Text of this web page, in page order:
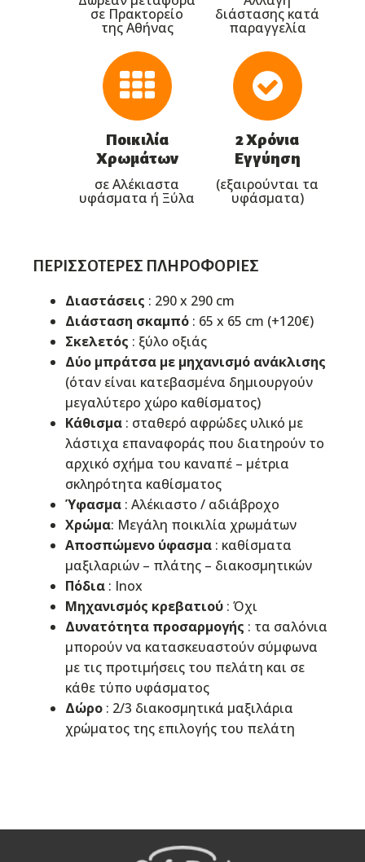
σε Πρακτορείο
της Αθήνας
διάστασης κατά
παραγγελία
Ποικιλία
Χρωμάτων
σε Αλέκιαστα
υφάσματα ή Ξύλα
2 Χρόνια
Εγγύηση
(εξαιρούνται τα
υφάσματα)
ΠΕΡΙΣΣΌΤΕΡΕΣ ΠΛΗΡΟΦΟΡΊΕΣ
Διαστάσεις : 290 x 290 cm
Διάσταση σκαμπό : 65 x 65 cm (+120€)
Σκελετός : ξύλο οξιάς
Δύο μπράτσα με μηχανισμό ανάκλισης
(όταν είναι κατεβασμένα δημιουργούν
μεγαλύτερο χώρο καθίσματος)
Κάθισμα : σταθερό αφρώδες υλικό με
λάστιχα επαναφοράς που διατηρούν το
αρχικό σχήμα του καναπέ – μέτρια
σκληρότητα καθίσματος
Ύφασμα : Αλέκιαστo / αδιάβροχo
Χρώμα: Μεγάλη ποικιλία χρωμάτων
Αποσπώμενο ύφασμα : καθίσματα
μαξιλαριών – πλάτης – διακοσμητικών
Πόδια : Inox
Μηχανισμός κρεβατιού : Όχι
Δυνατότητα προσαρμογής : τα σαλόνια
μπορούν να κατασκευαστούν σύμφωνα
με τις προτιμήσεις του πελάτη και σε
κάθε τύπο υφάσματος
Δώρο : 2/3 διακοσμητικά μαξιλάρια
χρώματος της επιλογής του πελάτη